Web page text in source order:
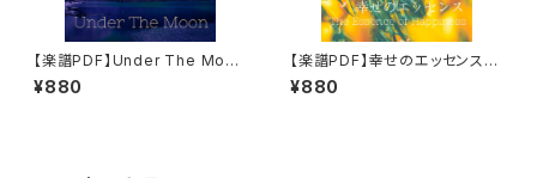
【楽譜PDF】Under The Moo
n・ピアノソロ楽譜／Peaceful
Piano Musical Score 005
¥880
【楽譜PDF】幸せのエッセンス・
ピアノソロ楽譜／"The Essen
ce of Happiness" Peacefu
¥880